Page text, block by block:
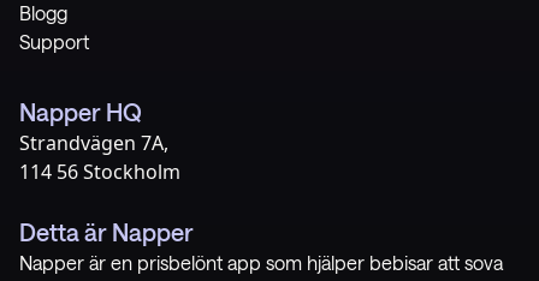
Blogg
Support
Napper HQ
Strandvägen 7A,
114 56 Stockholm
Detta är Napper
Napper är en prisbelönt app som hjälper bebisar att sova